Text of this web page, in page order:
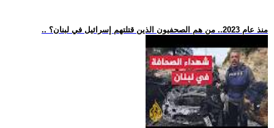
.. منذ عام 2023.. من هم الصحفيون الذين قتلتهم إسرائيل في لبنان؟